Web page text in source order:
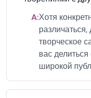
A:Хотя
творческое
вас
широкой